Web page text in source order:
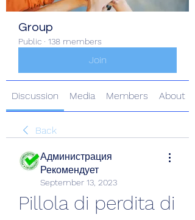
Group
Public · 138 members
Join
Discussion Media Members About
Back
Администрация
Рекомендует
September 13, 2023
Pillola di perdita di